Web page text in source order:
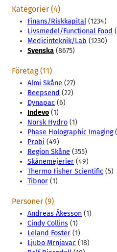
Kategorier (4)
Finans/Riskkapital (1234)
Livsmedel/Functional Food
Medicinteknik/Lab (1230)
Svenska (8675)
Företag (11)
Almi Skåne (27)
Beepsend (22)
Dynapac (6)
Indevo (1)
Norsk Hydro (1)
Phase Holographic Imaging
Probi (49)
Region Skåne (355)
Skånemejerier (49)
Thermo Fisher Scientific (5)
Tibnor (1)
Personer (9)
Andreas Åkesson (1)
Cindy Collins (1)
Leland Foster (1)
Ljubo Mrnjavac (18)